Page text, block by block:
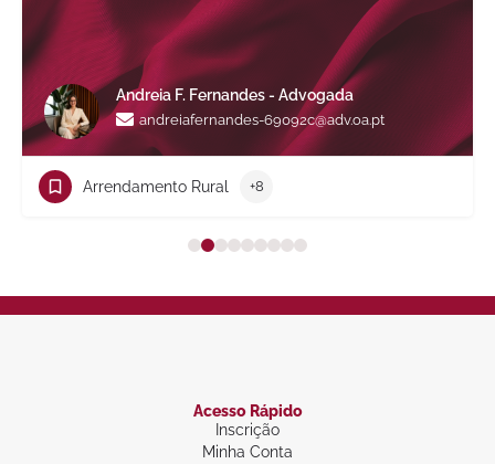
Paulo Machado
paulomachado-6203p@adv.oa.pt
Trabalho +10
Acesso Rápido
Inscrição
Minha Conta